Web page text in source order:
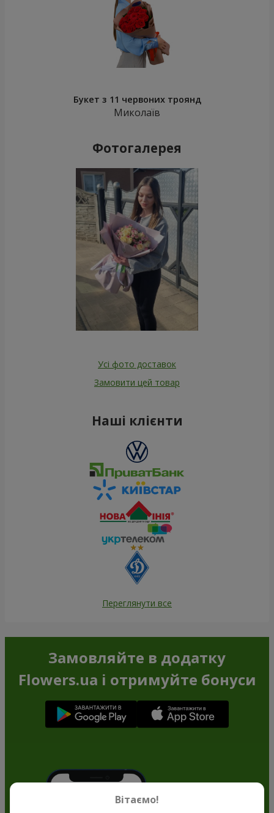
Букет з 11 червоних троянд
Миколаїв
Фотогалерея
Усі фото доставок
Замовити цей товар
Наші клієнти
Переглянути все
Замовляйте в додатку
Flowers.ua і отримуйте бонуси
Вітаємо!